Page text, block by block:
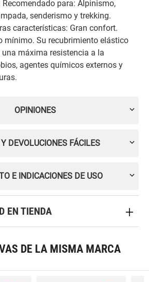
Recomendado para: Alpinismo,
senderismo y trekking.
características: Gran confort.
mínimo. Su recubrimiento elástico
máxima resistencia a la
agentes químicos externos y
OPINIONES
DEVOLUCIONES FÁCILES
E INDICACIONES DE USO
EN TIENDA
DE LA MISMA MARCA